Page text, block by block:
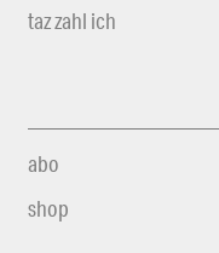
taz zahl ich
abo
shop